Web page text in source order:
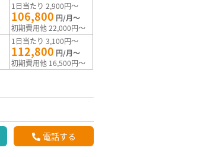
1日当たり 2,900円～
106,800 円/月～
初期費用他 22,000円～
1日当たり 3,100円～
112,800 円/月～
初期費用他 16,500円～
電話する